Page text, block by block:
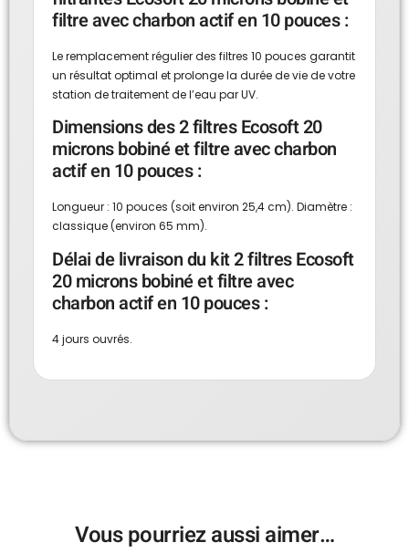
filtre avec charbon actif en 10 pouces :
Le remplacement régulier des filtres 10 pouces garantit
un résultat optimal et prolonge la durée de vie de votre
station de traitement de l’eau par UV.
Dimensions des 2 filtres Ecosoft 20
microns bobiné et filtre avec charbon
actif en 10 pouces :
Longueur : 10 pouces (soit environ 25,4 cm). Diamètre :
classique (environ 65 mm).
Délai de livraison du kit 2 filtres Ecosoft
20 microns bobiné et filtre avec
charbon actif en 10 pouces :
4 jours ouvrés.
Vous pourriez aussi aimer…